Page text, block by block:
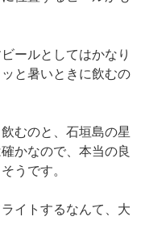
ールとしてはかなり
と暑いときに飲むの
むのと、石垣島の星
かなので、本当の良
うです。
イトするなんて、大